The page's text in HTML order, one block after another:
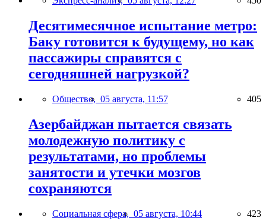
Десятимесячное испытание метро:
Баку готовится к будущему, но как
пассажиры справятся с
сегодняшней нагрузкой?
Общество, 05 августа, 11:57 405
Азербайджан пытается связать
молодежную политику с
результатами, но проблемы
занятости и утечки мозгов
сохраняются
Социальная сфера, 05 августа, 10:44 423